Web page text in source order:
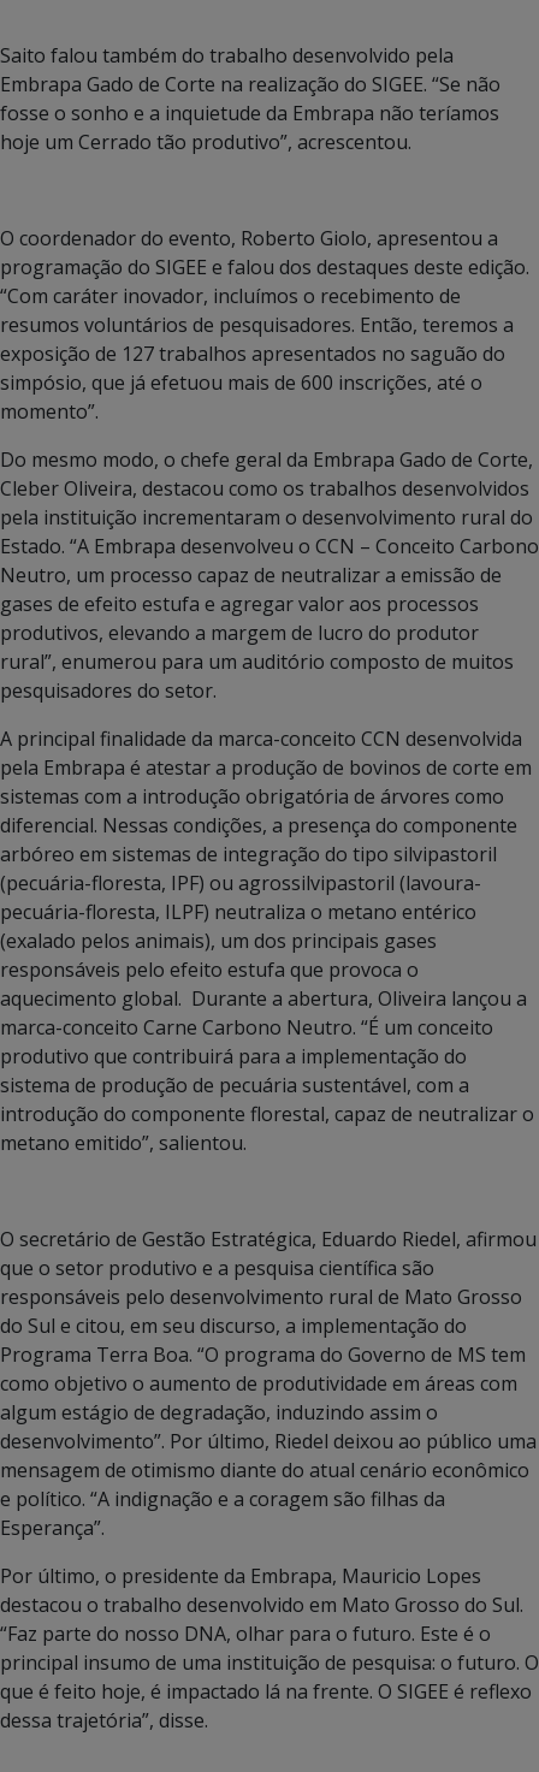
Saito falou também do trabalho desenvolvido pela
Embrapa Gado de Corte na realização do SIGEE. “Se não
fosse o sonho e a inquietude da Embrapa não teríamos
hoje um Cerrado tão produtivo”, acrescentou.
O coordenador do evento, Roberto Giolo, apresentou a
programação do SIGEE e falou dos destaques deste edição.
“Com caráter inovador, incluímos o recebimento de
resumos voluntários de pesquisadores. Então, teremos a
exposição de 127 trabalhos apresentados no saguão do
simpósio, que já efetuou mais de 600 inscrições, até o
momento”.
Do mesmo modo, o chefe geral da Embrapa Gado de Corte,
Cleber Oliveira, destacou como os trabalhos desenvolvidos
pela instituição incrementaram o desenvolvimento rural do
Estado. “A Embrapa desenvolveu o CCN – Conceito Carbono
Neutro, um processo capaz de neutralizar a emissão de
gases de efeito estufa e agregar valor aos processos
produtivos, elevando a margem de lucro do produtor
rural”, enumerou para um auditório composto de muitos
pesquisadores do setor.
A principal finalidade da marca-conceito CCN desenvolvida
pela Embrapa é atestar a produção de bovinos de corte em
sistemas com a introdução obrigatória de árvores como
diferencial. Nessas condições, a presença do componente
arbóreo em sistemas de integração do tipo silvipastoril
(pecuária-floresta, IPF) ou agrossilvipastoril (lavoura-
pecuária-floresta, ILPF) neutraliza o metano entérico
(exalado pelos animais), um dos principais gases
responsáveis pelo efeito estufa que provoca o
aquecimento global. Durante a abertura, Oliveira lançou a
marca-conceito Carne Carbono Neutro. “É um conceito
produtivo que contribuirá para a implementação do
sistema de produção de pecuária sustentável, com a
introdução do componente florestal, capaz de neutralizar o
metano emitido”, salientou.
O secretário de Gestão Estratégica, Eduardo Riedel, afirmou
que o setor produtivo e a pesquisa científica são
responsáveis pelo desenvolvimento rural de Mato Grosso
do Sul e citou, em seu discurso, a implementação do
Programa Terra Boa. “O programa do Governo de MS tem
como objetivo o aumento de produtividade em áreas com
algum estágio de degradação, induzindo assim o
desenvolvimento”. Por último, Riedel deixou ao público uma
mensagem de otimismo diante do atual cenário econômico
e político. “A indignação e a coragem são filhas da
Esperança”.
Por último, o presidente da Embrapa, Mauricio Lopes
destacou o trabalho desenvolvido em Mato Grosso do Sul.
“Faz parte do nosso DNA, olhar para o futuro. Este é o
principal insumo de uma instituição de pesquisa: o futuro. O
que é feito hoje, é impactado lá na frente. O SIGEE é reflexo
dessa trajetória”, disse.